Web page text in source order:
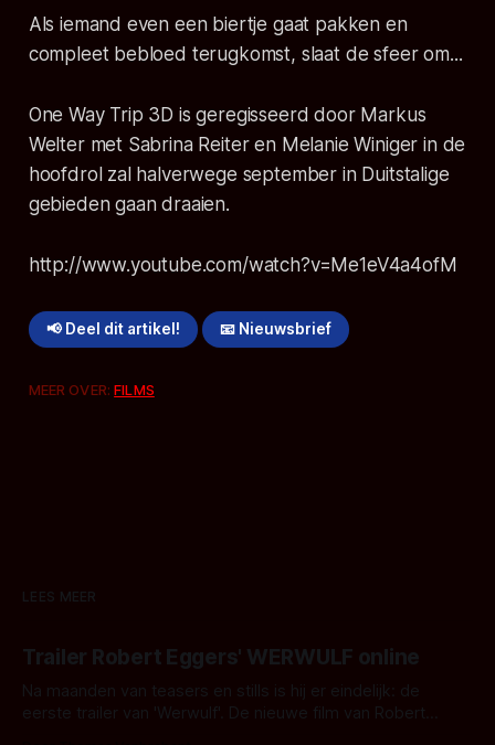
Als iemand even een biertje gaat pakken en
compleet bebloed terugkomst, slaat de sfeer om...
One Way Trip 3D is geregisseerd door Markus
Welter met Sabrina Reiter en Melanie Winiger in de
hoofdrol zal halverwege september in Duitstalige
gebieden gaan draaien.
http://www.youtube.com/watch?v=Me1eV4a4ofM
📢 Deel dit artikel! 📧 Nieuwsbrief
MEER OVER:FILMS
LEES MEER
Trailer Robert Eggers' WERWULF online
Na maanden van teasers en stills is hij er eindelijk: de
eerste trailer van 'Werwulf'. De nieuwe film van Robert